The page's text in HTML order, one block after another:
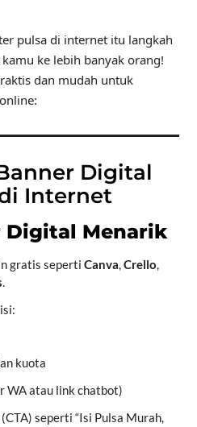
pulsa di internet itu langkah
ke lebih banyak orang!
dan mudah untuk
Digital
Internet
Digital Menarik
gratis seperti Canva,Crello,
.
kuota
WA atau link chatbot)
seperti “Isi Pulsa Murah,